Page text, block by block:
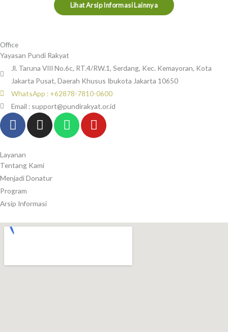
Lihat Arsip Informasi Lainnya
Office
Yayasan Pundi Rakyat
Jl. Taruna VIII No.6c, RT.4/RW.1, Serdang, Kec. Kemayoran, Kota
Jakarta Pusat, Daerah Khusus Ibukota Jakarta 10650
WhatsApp : +62878-7810-0600
Email : support@pundirakyat.or.id
F
a
e
b
o
o
k
-
f
I
n
a
g
a
m
W
h
Y
o
Layanan
Tentang Kami
Menjadi Donatur
Program
Arsip Informasi